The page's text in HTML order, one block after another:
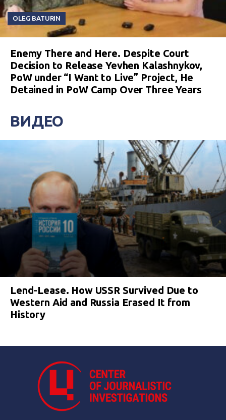
OLEG BATURIN
Enemy There and Here. Despite Court
Decision to Release Yevhen Kalashnykov,
PoW under “I Want to Live” Project, He
Detained in PoW Camp Over Three Years
ВИДЕО
Lend-Lease. How USSR Survived Due to
Western Aid and Russia Erased It from
History